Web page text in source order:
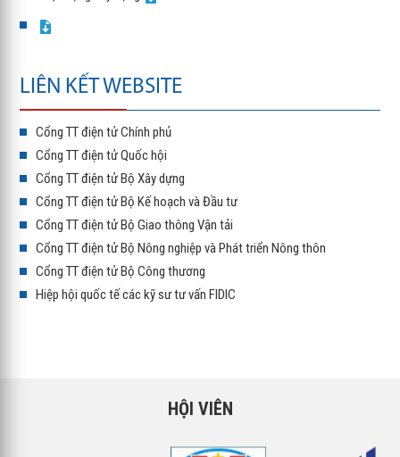
LIÊN KẾT WEBSITE
Cổng TT điện tử Chính phủ
Cổng TT điện tử Quốc hội
Cổng TT điện tử Bộ Xây dựng
Cổng TT điện tử Bộ Kế hoạch và Đầu tư
Cổng TT điện tử Bộ Giao thông Vận tải
Cổng TT điện tử Bộ Nông nghiệp và Phát triển Nông thôn
Cổng TT điện tử Bộ Công thương
Hiệp hội quốc tế các kỹ sư tư vấn FIDIC
HỘI VIÊN